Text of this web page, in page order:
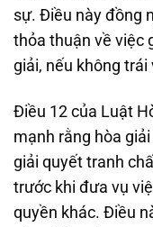
sự. Điều này đồng
thỏa thuận về việc
giải, nếu không
Điều 12 của Luật
mạnh rằng hòa
giải quyết tranh
trước khi đưa vụ
quyền khác. Điều